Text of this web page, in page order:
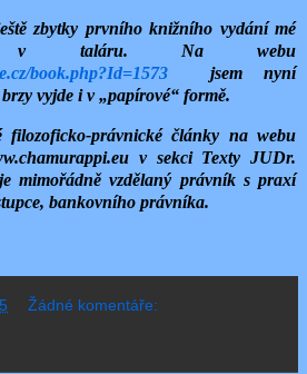
zbytky prvního knižního vydání mé
v taláru. Na webu
book.php?Id=1573 jsem nyní
vyjde i v „papírové“ formě.
filozoficko-právnické články na webu
v sekci Texty JUDr.
mimořádně vzdělaný právník s praxí
bankovního právníka.
Žádné komentáře: